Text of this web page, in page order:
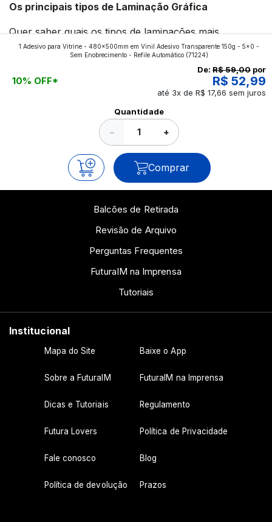
Os principais tipos de Laminação Gráfica
Quer saber quais os tipos de laminações mais
aplicados nos impressos da gráfica FuturaIM? Então,
continue a leitura que vamos revelar para você!
1 Adesivo para Vitrine - 480x500mm em Vinil Adesivo Transparente 150g - 5x0 -
Sem Enobrecimento - Refile Automático (71224)
10% OFF*
De: R$ 59,00 por
R$ 52,99
até 3x de R$ 17,66 sem juros
Quantidade
− +
Comprar
Balcões de Retirada
Revisão de Arquivo
Perguntas Frequentes
FuturaIM na Imprensa
Tutoriais
Institucional
Mapa do Site Baixe o App
Sobre a FuturaIM FuturaIM na Imprensa
Dicas e Tutoriais Regulamento
Futura Lovers Política de Privacidade
Fale conosco Blog
Política de devolução Prazos